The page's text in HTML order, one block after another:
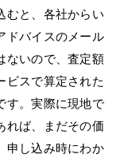
むと、各社からい
ドバイスのメール
ないので、査定額
ビスで算定された
す。実際に現地で
れば、まだその価
申し込み時にわか